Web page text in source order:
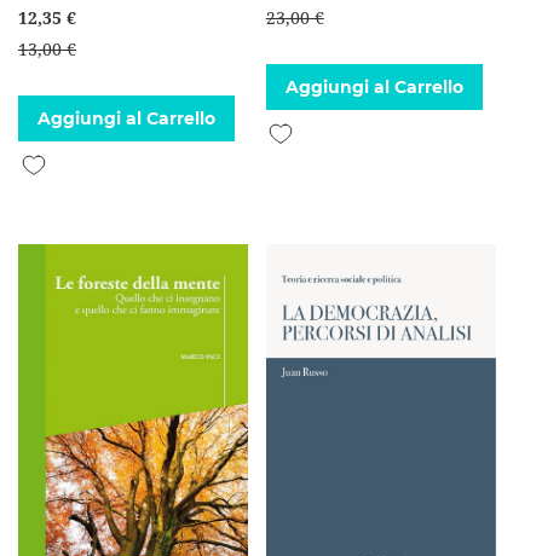
12,35 €
13,00 €
Aggiungi al Carrello
Aggiungi alla lista desideri
23,00 €
Aggiungi al Carrello
Aggiungi alla lista desideri